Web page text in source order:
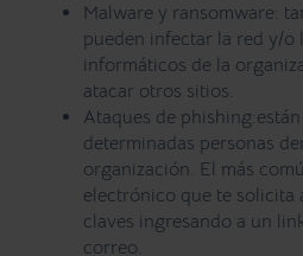
Malware y ransomware :
pueden infectar la red y/o
informáticos de la
atacar otros sitios.
Ataques de phishing:
determinadas personas
organización. El más
electrónico que te solicita
claves ingresando a un
correo.